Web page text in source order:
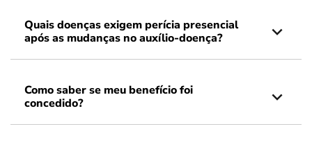
Quais doenças exigem perícia presencial
após as mudanças no auxílio-doença?
Como saber se meu benefício foi
concedido?